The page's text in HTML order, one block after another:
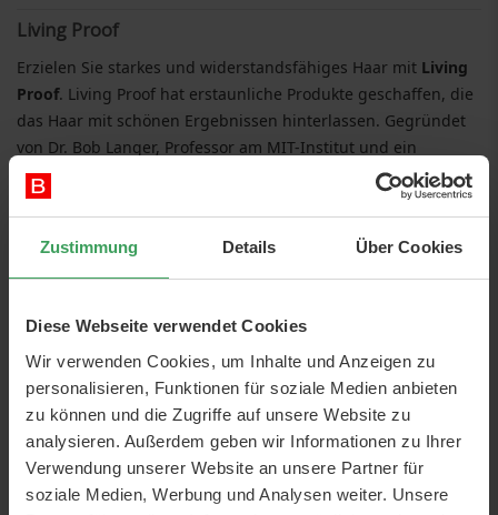
Zustimmung Details Über Cookies
Diese Webseite verwendet Cookies
Wir verwenden Cookies, um Inhalte und Anzeigen zu
personalisieren, Funktionen für soziale Medien anbieten
zu können und die Zugriffe auf unsere Website zu
analysieren. Außerdem geben wir Informationen zu Ihrer
Verwendung unserer Website an unsere Partner für
soziale Medien, Werbung und Analysen weiter. Unsere
Living Proof
Erzielen Sie starkes und widerstandsfähiges Haar mit Living
Proof. Living Proof hat erstaunliche Produkte geschaffen, die
das Haar mit schönen Ergebnissen hinterlassen. Gegründet
von Dr. Bob Langer, Professor am MIT-Institut und ein
angesehener Wissenschaftler mit mehr Patenten als jeder
andere.
Living Proofwurde von Wissenschaftlern und
20 Patente später und mehr als 150 Auszeichnungen lösen
Probleme in der Haarpflege. Zu den Hero-Produkten gehören
das meistverkaufte PhD Dry Shampoo und Thickening
Living Proofwurde 2005 gegründet - Biotech-
Wissenschaftler, die keine vorgefassten Vorstellungen davon